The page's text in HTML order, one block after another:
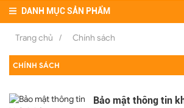
DANH MỤC SẢN PHẨM
Trang chủ / Chính sách
CHÍNH SÁCH
Bảo mật thông tin